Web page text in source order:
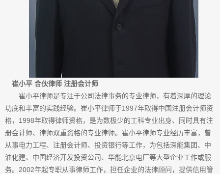
崔小平 合伙律师 注册会计师
崔小平律师是专注于公司法律事务的专业律师，有着深厚的理论
功底和丰富的实践经验。崔小平律师于1997年取得中国注册会计师资
格，1998年取得律师资格，是为数极少的工科专业出身、同时具有注
册会计师、律师双重资格的专业律师。崔小平律师专业经历丰富，曾
从事电力工程、注册会计师、投资银行等工作，为包括深能集团、中
油化建、中国经济开发投资公司、华能北京电厂等大型企业工作或服
务。2002年起专职从事律师工作，担任企业的法律顾问，提供信用管